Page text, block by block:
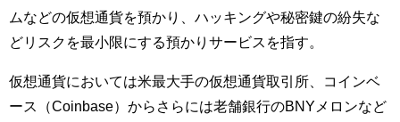
ムなどの仮想通貨を預かり、ハッキングや秘密鍵の紛失な
どリスクを最小限にする預かりサービスを指す。
仮想通貨においては米最大手の仮想通貨取引所、コインベ
ース（Coinbase）からさらには老舗銀行のBNYメロンなど